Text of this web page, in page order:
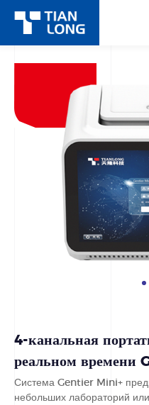
4-канальная
реальном времени
Система Gentier Mini+
небольших лабораторий